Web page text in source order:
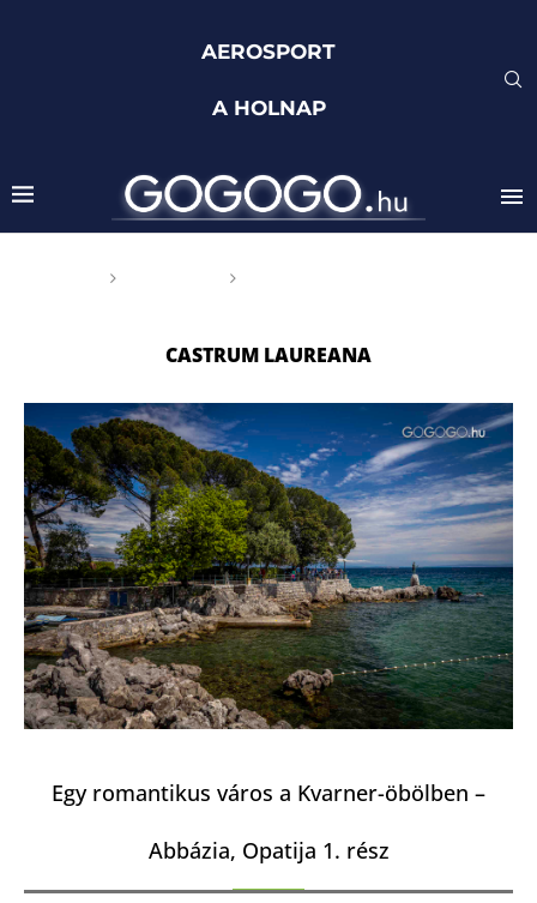
AEROSPORT
A HOLNAP
CASTRUM LAUREANA
Egy romantikus város a Kvarner-öbölben –
Abbázia, Opatija 1. rész